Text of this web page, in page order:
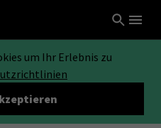
um Ihr Erlebnis zu